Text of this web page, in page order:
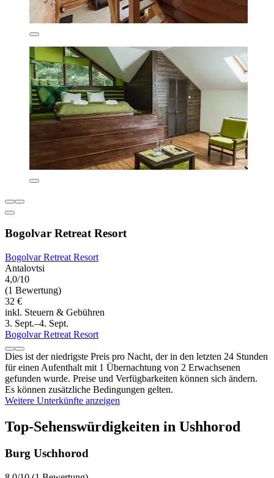
Bogolvar Retreat Resort
Bogolvar Retreat Resort
Antalovtsi
4,0/10
(1 Bewertung)
32 €
inkl. Steuern & Gebühren
3. Sept.–4. Sept.
Bogolvar Retreat Resort
Dies ist der niedrigste Preis pro Nacht, der in den letzten 24 Stunden
für einen Aufenthalt mit 1 Übernachtung von 2 Erwachsenen
gefunden wurde. Preise und Verfügbarkeiten können sich ändern.
Es können zusätzliche Bedingungen gelten.
Weitere Unterkünfte anzeigen
Top-Sehenswürdigkeiten in Ushhorod
Burg Uschhorod